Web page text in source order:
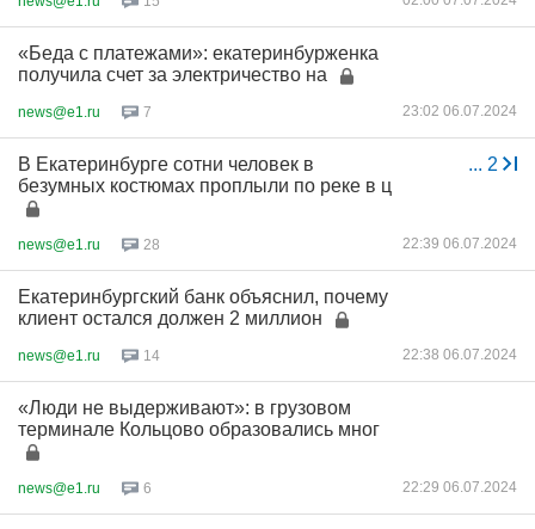
«Беда с платежами»: екатеринбурженка
получила счет за электричество на
news@e1.ru 7 23:02 06.07.2024
... 2
В Екатеринбурге сотни человек в
безумных костюмах проплыли по реке в ц
news@e1.ru 28 22:39 06.07.2024
Екатеринбургский банк объяснил, почему
клиент остался должен 2 миллион
news@e1.ru 14 22:38 06.07.2024
«Люди не выдерживают»: в грузовом
терминале Кольцово образовались мног
news@e1.ru 6 22:29 06.07.2024